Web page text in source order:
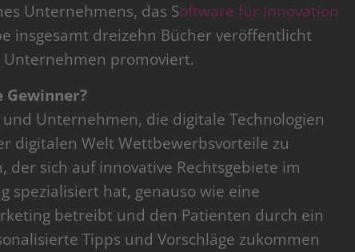
Unternehmens, das Software für Innovation
insgesamt dreizehn Bücher veröffentlicht
promoviert.
Gewinner?
Unternehmen, die digitale Technologien
digitalen Welt Wettbewerbsvorteile zu
der sich auf innovative Rechtsgebiete im
spezialisiert hat, genauso wie eine
betreibt und den Patienten durch ein
Tipps und Vorschläge zukommen